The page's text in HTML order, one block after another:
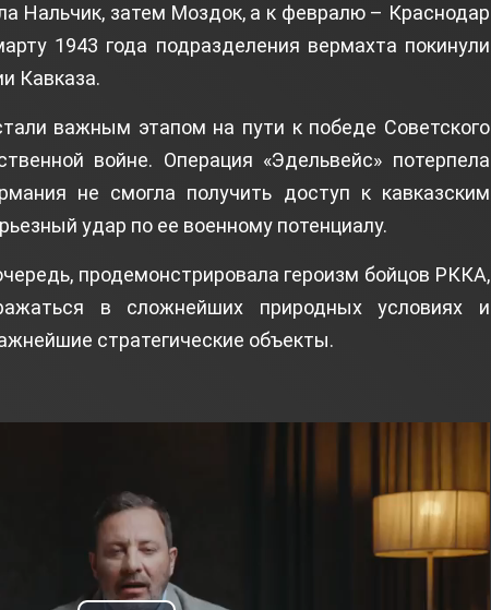
Нальчик, затем Моздок, а к февралю – Краснодар
1943 года подразделения вермахта покинули
Кавказа.
важным этапом на пути к победе Советского
войне. Операция «Эдельвейс» потерпела
не смогла получить доступ к кавказским
удар по ее военному потенциалу.
продемонстрировала героизм бойцов РККА,
в сложнейших природных условиях и
стратегические объекты.